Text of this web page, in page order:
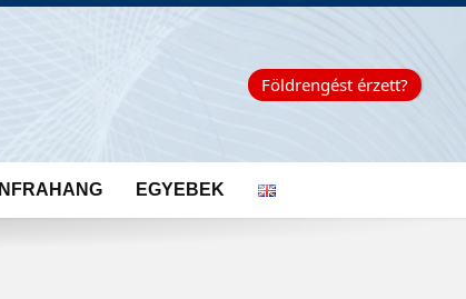
Földrengést érzett?
INFRAHANG EGYEBEK